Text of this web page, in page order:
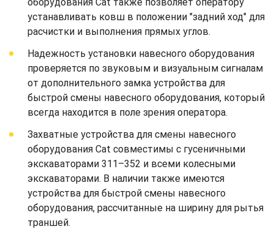
устанавливать ковш в положении "задний ход" для
расчистки и выполнения прямых углов.
Надежность установки навесного оборудования
проверяется по звуковым и визуальным сигналам
от дополнительного замка устройства для
быстрой смены навесного оборудования, который
всегда находится в поле зрения оператора.
Захватные устройства для смены навесного
оборудования Cat совместимы с гусеничными
экскаваторами 311–352 и всеми колесными
экскаваторами. В наличии также имеются
устройства для быстрой смены навесного
оборудования, рассчитанные на ширину для рытья
траншей.